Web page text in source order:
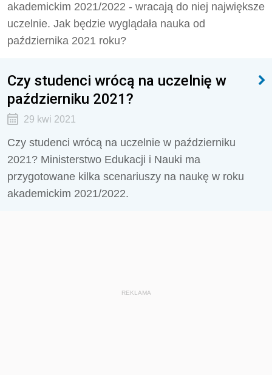
akademickim 2021/2022 - wracają do niej największe
uczelnie. Jak będzie wyglądała nauka od
października 2021 roku?
Czy studenci wrócą na uczelnię w
październiku 2021?
29 kwi 2021
Czy studenci wrócą na uczelnie w październiku
2021? Ministerstwo Edukacji i Nauki ma
przygotowane kilka scenariuszy na naukę w roku
akademickim 2021/2022.
REKLAMA